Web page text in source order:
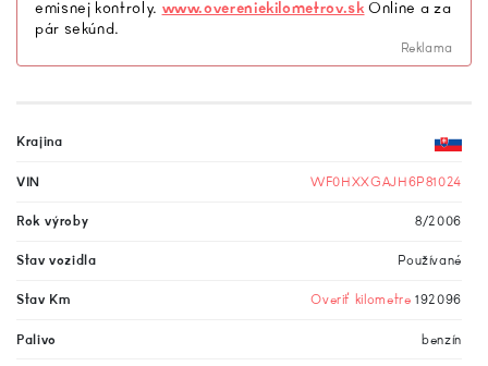
emisnej kontroly. www.overeniekilometrov.sk Online a za
pár sekúnd.
Reklama
Krajina
VIN WF0HXXGAJH6P81024
Rok výroby 8/2006
Stav vozidla Používané
Stav Km Overiť kilometre 192096
Palivo benzín